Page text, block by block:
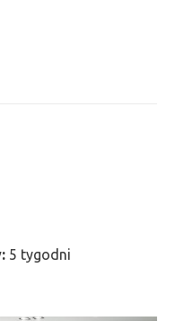
5 tygodni